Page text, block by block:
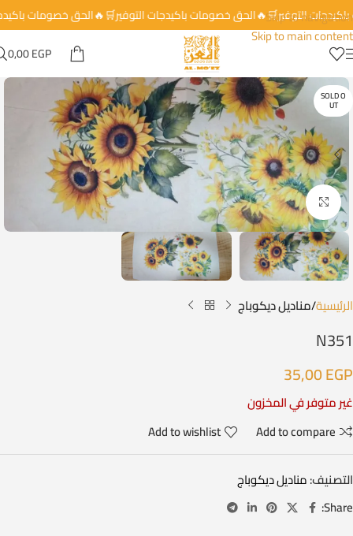
Skip to navigation
Skip to main content
التوفير🛒🔥الحق خصومات باكيدجات التوفير🛒🔥الحق خصومات
0,00EGP
SOLD O
UT
Click to enlarge
الرئيسية مناديل ديكوباج
N351
35,00EGP
غير متوفر في المخزون
Add to compare
Add to wishlist
التصنيف:مناديل ديكوباج
Share: